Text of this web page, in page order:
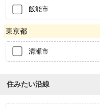
飯能市
東京都
清瀬市
住みたい沿線